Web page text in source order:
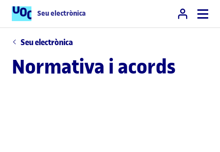
Seu electrònica
Seu electrònica
Normativa i acords